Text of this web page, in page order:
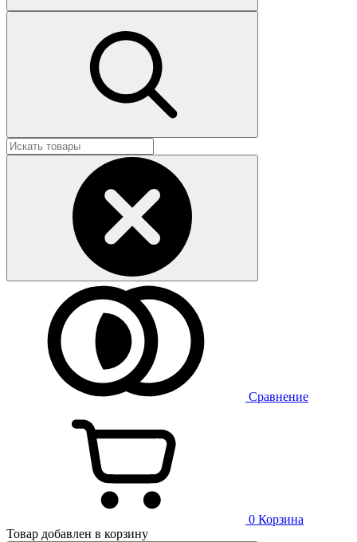
Сравнение
0 Корзина
Товар добавлен в корзину